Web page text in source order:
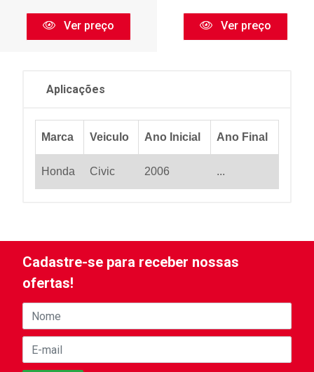
Ver preço Ver preço
Aplicações
Marca Veiculo Ano Inicial Ano Final
Honda Civic 2006 ...
Cadastre-se para receber nossas
ofertas!